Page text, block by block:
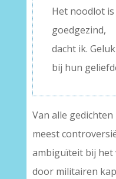
Het noodlot
goedgezind,
dacht ik.
bij hun
Van alle
meest
ambiguïteit bij het
door militairen